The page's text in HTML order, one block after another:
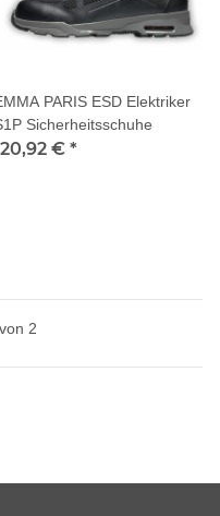
PARIS ESD Elektriker
Sicherheitsschuhe
€ *
2